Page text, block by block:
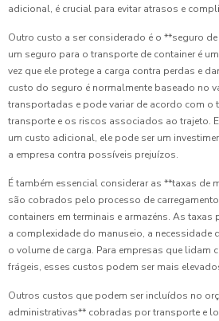
adicional, é crucial para evitar atrasos e
Outro custo a ser considerado é o **seguro
um seguro para o transporte de container é
vez que ele protege a carga contra perdas e
custo do seguro é normalmente baseado no
transportadas e pode variar de acordo com o
transporte e os riscos associados ao trajeto.
um custo adicional, ele pode ser um
a empresa contra possíveis prejuízos.
É também essencial considerar as **taxas de
são cobrados pelo processo de
containers em terminais e armazéns. As
a complexidade do manuseio, a necessidade
o volume de carga. Para empresas que lidam
frágeis, esses custos podem ser mais
Outros custos que podem ser incluídos no
administrativas** cobradas por transporte e